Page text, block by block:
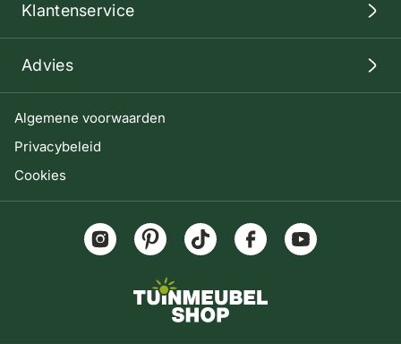
Algemene voorwaarden
Privacybeleid
Cookies
Klantenservice
Advies